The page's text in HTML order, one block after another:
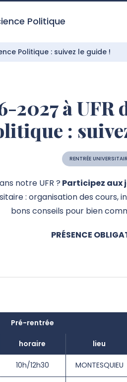
Politique
Politique : suivez le guide !
2027 à UFR
:
RENTRÉE
notre UFR ? Participez aux
: organisation des cours,
bons conseils pour bien
PRÉSENCE
Pré-rentrée
horaire lieu
10h/12h30 MONTESQUIEU